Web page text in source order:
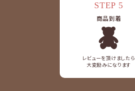
STEP 5
商品到着
レビューを頂けましたら
大変励みになります